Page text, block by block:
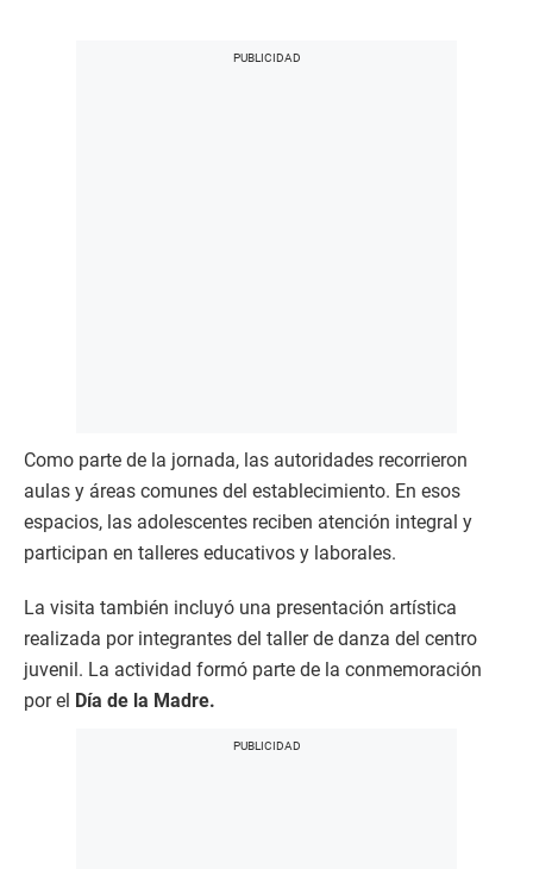
Como parte de la jornada, las autoridades recorrieron
aulas y áreas comunes del establecimiento. En esos
espacios, las adolescentes reciben atención integral y
participan en talleres educativos y laborales.
La visita también incluyó una presentación artística
realizada por integrantes del taller de danza del centro
juvenil. La actividad formó parte de la conmemoración
por el Día de la Madre.